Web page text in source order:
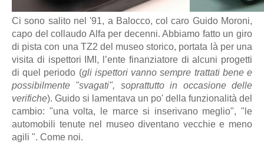
Ci sono salito nel '91, a Balocco, col caro Guido Moroni,
capo del collaudo Alfa per decenni. Abbiamo fatto un giro
di pista con una TZ2 del museo storico, portata là per una
visita di ispettori IMI, l’ente finanziatore di alcuni progetti
di quel periodo (gli ispettori vanno sempre trattati bene e
possibilmente "svagati", soprattutto in occasione delle
verifiche). Guido si lamentava un po' della funzionalità del
cambio: "una volta, le marce si inserivano meglio", "le
automobili tenute nel museo diventano vecchie e meno
agili ". Come noi.